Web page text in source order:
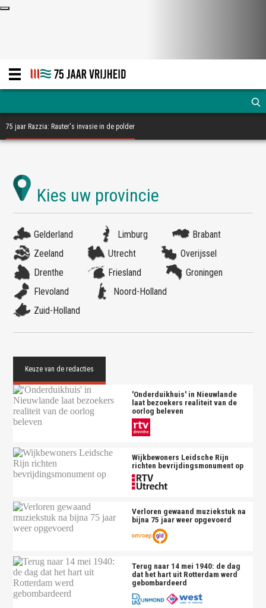
75 jaar Razzia: Rauter's invasie in de polder
Gelderland Limburg
Brabant
Zeeland
Utrecht
Overijssel
Drenthe
Friesland
Groningen
Flevoland
Noord-Holland
Zuid-Holland
'Onderduikhuis' in Nieuwlande
laat bezoekers realiteit van de
oorlog beleven
Wijkbewoners Leidsche Rijn
richten bevrijdingsmonument op
Verloren gewaand muziekstuk na
bijna 75 jaar weer opgevoerd
Terug naar 14 mei 1940: de dag
dat het hart uit Rotterdam werd
gebombardeerd